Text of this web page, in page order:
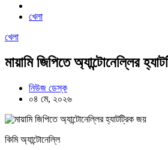
খেলা
খেলা
মায়ামি জিপিতে অ্যান্টোনেল্লির
নিউজ ডেস্ক
০৪ মে, ২০২৬
কিমি অ্যান্টোনেল্লি